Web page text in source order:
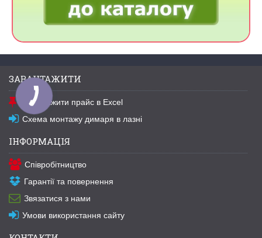
ЗАВАНТАЖИТИ
Завантажити прайс в Excel
Схема монтажу димаря в лазні
ІНФОРМАЦІЯ
Співробітництво
Гарантії та повернення
Звязатися з нами
Умови використання сайту